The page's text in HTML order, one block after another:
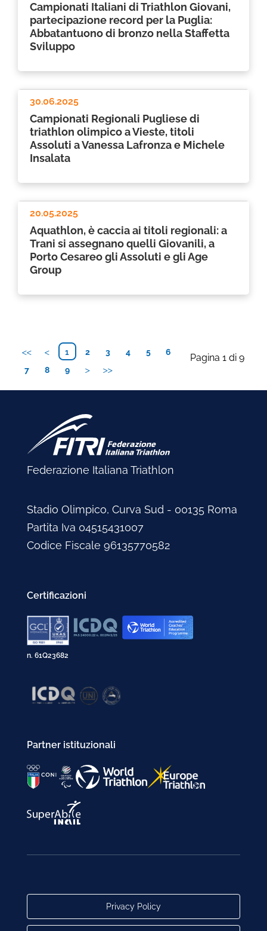
Campionati Italiani di Triathlon Giovani,
partecipazione record per la Puglia:
Abbatantuono di bronzo nella Staffetta
Sviluppo
30.06.2025
Campionati Regionali Pugliese di
triathlon olimpico a Vieste, titoli
Assoluti a Vanessa Lafronza e Michele
Insalata
20.05.2025
Aquathlon, è caccia ai titoli regionali: a
Trani si assegnano quelli Giovanili, a
Porto Cesareo gli Assoluti e gli Age
Group
Pagina 1 di 9
1 2 3 4 5
6
7
8 9
Federazione Italiana Triathlon
Stadio Olimpico, Curva Sud - 00135 Roma
Partita Iva 04515431007
Codice Fiscale 96135770582
Certificazioni
n. 61Q23682
Partner istituzionali
Privacy Policy